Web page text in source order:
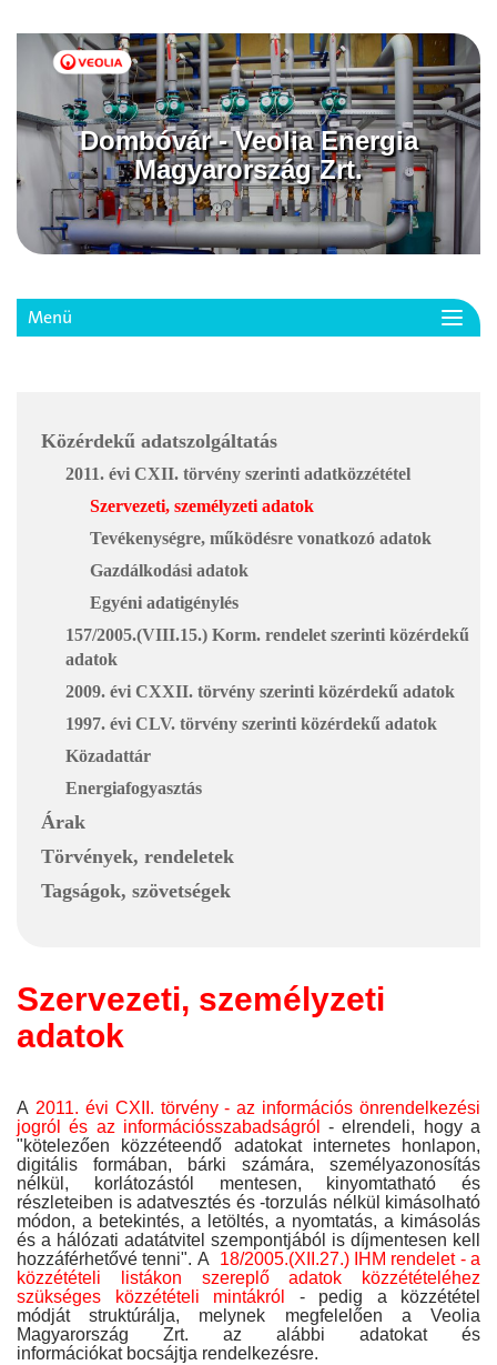
Dombóvár - Veolia Energia
Magyarország Zrt.
Menü
Közérdekű adatszolgáltatás
2011. évi CXII. törvény szerinti adatközzététel
Szervezeti, személyzeti adatok
Tevékenységre, működésre vonatkozó adatok
Gazdálkodási adatok
Egyéni adatigénylés
157/2005.(VIII.15.) Korm. rendelet szerinti közérdekű
adatok
2009. évi CXXII. törvény szerinti közérdekű adatok
1997. évi CLV. törvény szerinti közérdekű adatok
Közadattár
Energiafogyasztás
Árak
Törvények, rendeletek
Tagságok, szövetségek
Szervezeti, személyzeti
adatok
A 2011. évi CXII. törvény - az információs önrendelkezési
jogról és az információsszabadságról
- elrendeli, hogy a
"kötelezően közzéteendő adatokat internetes honlapon,
digitális formában, bárki számára, személyazonosítás
nélkül, korlátozástól mentesen, kinyomtatható és
részleteiben is adatvesztés és -torzulás nélkül kimásolható
módon, a betekintés, a letöltés, a nyomtatás, a kimásolás
és a hálózati adatátvitel szempontjából is díjmentesen kell
hozzáférhetővé tenni". A 18/2005.(XII.27.) IHM rendelet - a
közzétételi listákon szereplő adatok közzétételéhez
szükséges közzétételi mintákról
- pedig a közzététel
módját struktúrálja, melynek megfelelően a Veolia
Magyarország Zrt. az alábbi adatokat és
információkat bocsájtja rendelkezésre.